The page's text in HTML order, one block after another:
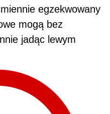
egzekwowany
mogą bez
jadąc lewym